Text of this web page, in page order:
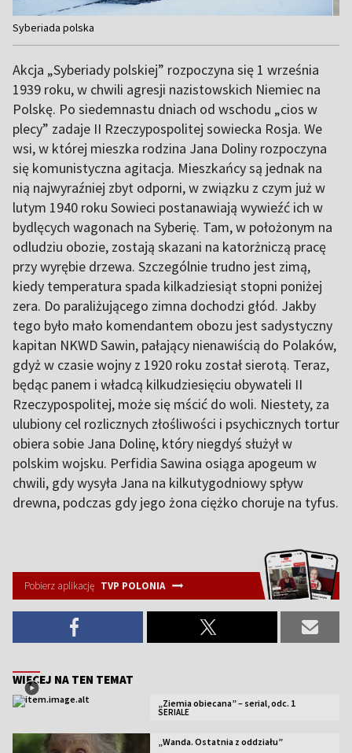
Item
1
of
Syberiada polska
Akcja „Syberiady polskiej” rozpoczyna się 1 września
1939 roku, w chwili agresji nazistowskich Niemiec na
Polskę. Po siedemnastu dniach od wschodu „cios w
plecy” zadaje II Rzeczypospolitej sowiecka Rosja. We
wsi, w której mieszka rodzina Jana Doliny rozpoczyna
się komunistyczna agitacja. Mieszkańcy są jednak na
nią najwyraźniej zbyt odporni, w związku z czym już w
lutym 1940 roku Sowieci postanawiają wywieźć ich w
bydlęcych wagonach na Syberię. Tam, w położonym na
odludziu obozie, zostają skazani na katorżniczą pracę
przy wyrębie drzewa. Szczególnie trudno jest zimą,
kiedy temperatura spada kilkadziesiąt stopni poniżej
zera. Do paraliżującego zimna dochodzi głód. Jakby
tego było mało komendantem obozu jest sadystyczny
kapitan NKWD Sawin, pałający nienawiścią do Polaków,
gdyż w czasie wojny z 1920 roku został sierotą. Teraz,
będąc panem i władcą kilkudziesięciu obywateli II
Rzeczypospolitej, może się mścić do woli. Niestety, za
ulubiony cel rozlicznych złośliwości i psychicznych tortur
obiera sobie Jana Dolinę, który niegdyś służył w
polskim wojsku. Perfidia Sawina osiąga apogeum w
chwili, gdy wysyła Jana na kilkutygodniowy spływ
drewna, podczas gdy jego żona ciężko choruje na tyfus.
Pobierz aplikację TVP POLONIA
WIĘCEJ NA TEN TEMAT
„Ziemia obiecana” – serial, odc. 1
SERIALE
„Wanda. Ostatnia z oddziału”